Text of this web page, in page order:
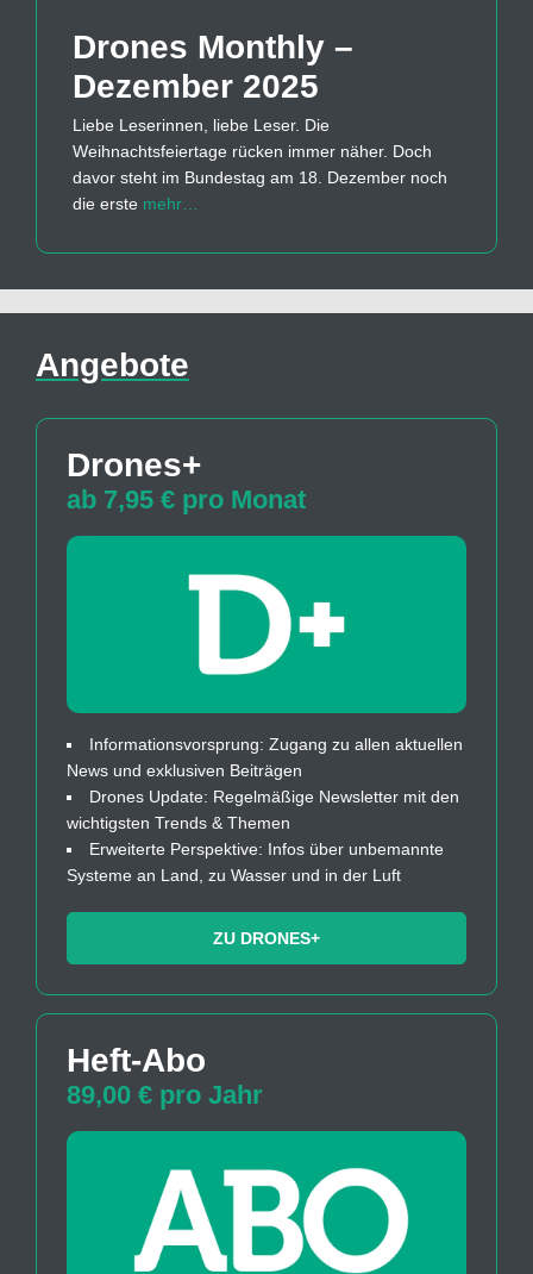
Drones Monthly –
Dezember 2025
Liebe Leserinnen, liebe Leser. Die
Weihnachtsfeiertage rücken immer näher. Doch
davor steht im Bundestag am 18. Dezember noch
die erste mehr…
Angebote
Drones+
ab 7,95 € pro Monat
Informationsvorsprung: Zugang zu allen aktuellen
News und exklusiven Beiträgen
Drones Update: Regelmäßige Newsletter mit den
wichtigsten Trends & Themen
Erweiterte Perspektive: Infos über unbemannte
Systeme an Land, zu Wasser und in der Luft
ZU DRONES+
Heft-Abo
89,00 € pro Jahr